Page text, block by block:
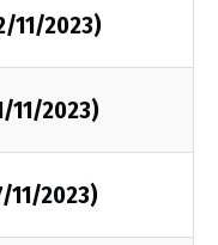
11/2023)
11/2023)
11/2023)